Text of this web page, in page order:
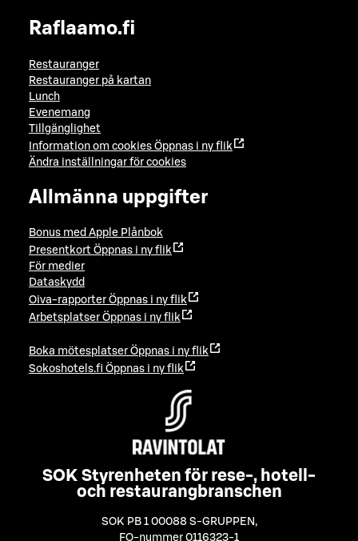
Raflaamo.fi
Restauranger
Restauranger på kartan
Lunch
Evenemang
Tillgänglighet
Information om cookies Öppnas i ny flik
Ändra inställningar för cookies
Allmänna uppgifter
Bonus med Apple Plånbok
Presentkort Öppnas i ny flik
För medier
Dataskydd
Oiva-rapporter Öppnas i ny flik
Arbetsplatser Öppnas i ny flik
Boka mötesplatser Öppnas i ny flik
Sokoshotels.fi Öppnas i ny flik
SOK Styrenheten för rese-, hotell-
och restaurangbranschen
SOK PB 1 00088 S-GRUPPEN ,
FO-nummer 0116323-1